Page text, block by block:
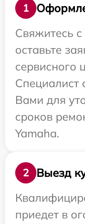
1
Свяжитесь
оставьте
сервисного
Специалист
Вами для
сроков
Yamaha.
2
Выезд
приедет в